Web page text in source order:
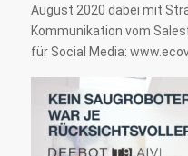
August 2020 dabei mit
Kommunikation vom
für Social Media: